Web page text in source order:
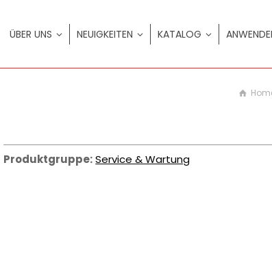
ÜBER UNS NEUIGKEITEN KATALOG
Produktgruppe: Service & Wartung